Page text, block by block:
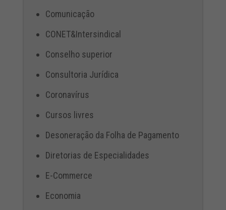
Comunicação
CONET&Intersindical
Conselho superior
Consultoria Jurídica
Coronavírus
Cursos livres
Desoneração da Folha de Pagamento
Diretorias de Especialidades
E-Commerce
Economia